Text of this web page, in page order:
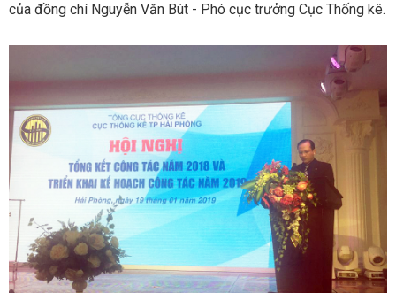
của đồng chí Nguyễn Văn Bút - Phó cục trưởng Cục Thống kê.